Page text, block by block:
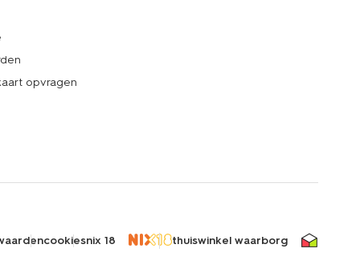
opvragen
cookiesnix 18 thuiswinkel waarborg